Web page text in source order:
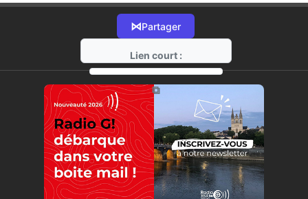
⋈Partager
Lien court :
https://radio-g.fr?710
⧉